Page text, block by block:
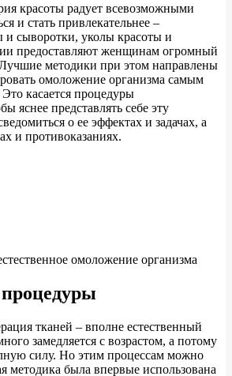
красоты радует всевозможными
и стать привлекательнее –
и сыворотки, уколы красоты и
предоставляют женщинам огромный
методики при этом направлены
омоложение организма самым
касается процедуры
яснее представлять себе эту
о ее эффектах и задачах, а
и противоказаниях.
тканей – вполне естественный
замедляется с возрастом, а потому
силу. Но этим процессам можно
методика была впервые использована